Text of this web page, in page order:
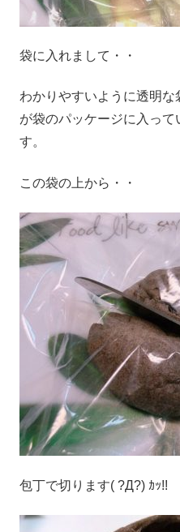
袋に入れまして・・
わかりやすいように透明
が袋のパッケージに入っ
す。
この袋の上から・・
包丁で切ります( ?Д?) ｶｯ!!